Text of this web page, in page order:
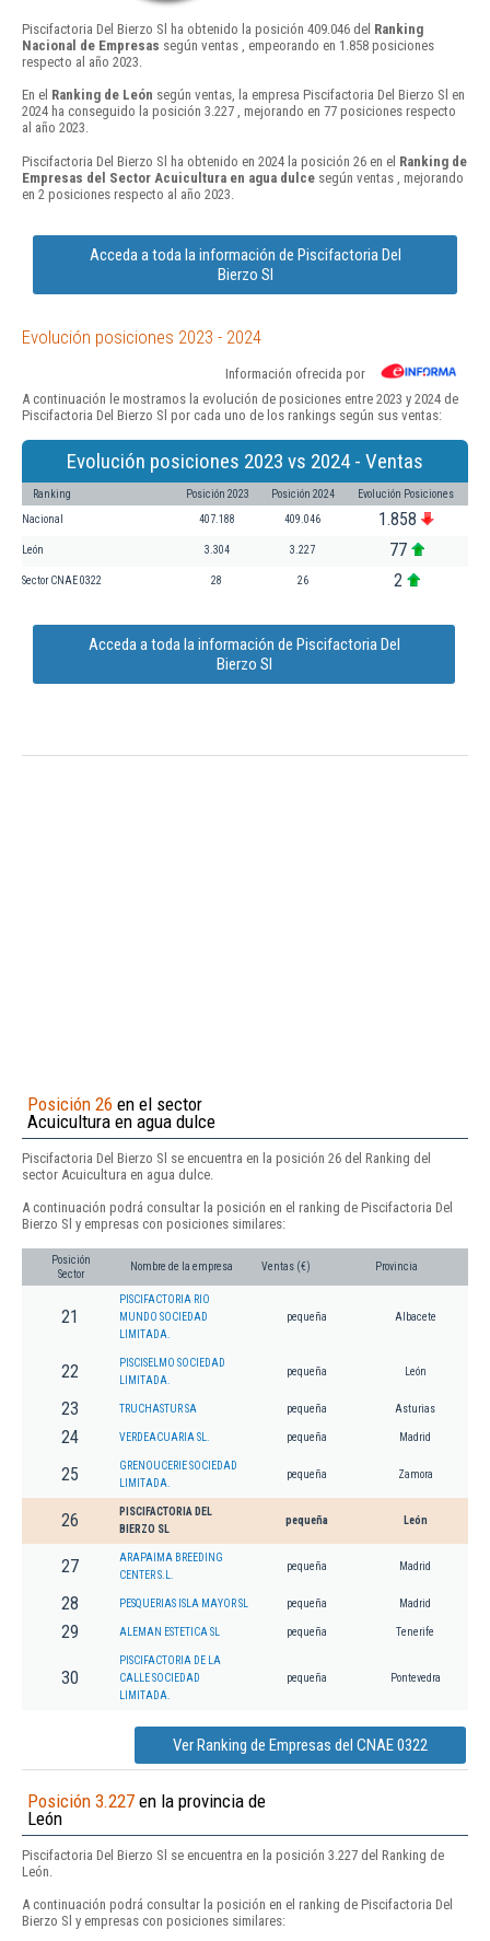
Piscifactoria Del Bierzo Sl ha obtenido la posición 409.046 del Ranking
Nacional de Empresas según ventas , empeorando en 1.858 posiciones
respecto al año 2023.
En el Ranking de León según ventas, la empresa Piscifactoria Del Bierzo Sl en
2024 ha conseguido la posición 3.227 , mejorando en 77 posiciones respecto
al año 2023.
Piscifactoria Del Bierzo Sl ha obtenido en 2024 la posición 26 en el Ranking de
Empresas del Sector Acuicultura en agua dulce según ventas , mejorando
en 2 posiciones respecto al año 2023.
Acceda a toda la información de Piscifactoria Del
Bierzo Sl
Evolución posiciones 2023 - 2024
Información ofrecida por
A continuación le mostramos la evolución de posiciones entre 2023 y 2024 de
Piscifactoria Del Bierzo Sl por cada uno de los rankings según sus ventas:
Evolución posiciones 2023 vs 2024 - Ventas
Ranking Posición 2023 Posición 2024 Evolución Posiciones
Nacional 407.188 409.046 1.858
León 3.304 3.227 77
Sector CNAE 0322 28 26 2
Acceda a toda la información de Piscifactoria Del
Bierzo Sl
Posición 26 en el sector
Acuicultura en agua dulce
Piscifactoria Del Bierzo Sl se encuentra en la posición 26 del Ranking del
sector Acuicultura en agua dulce.
A continuación podrá consultar la posición en el ranking de Piscifactoria Del
Bierzo Sl y empresas con posiciones similares:
Posición
Sector
Nombre de la empresa Ventas (€) Provincia
21
PISCIFACTORIA RIO
MUNDO SOCIEDAD
LIMITADA.
pequeña Albacete
22
PISCISELMO SOCIEDAD
LIMITADA.
pequeña León
23 TRUCHASTUR SA pequeña Asturias
24 VERDEACUARIA SL. pequeña Madrid
25
GRENOUCERIE SOCIEDAD
LIMITADA.
pequeña Zamora
26
PISCIFACTORIA DEL
BIERZO SL
pequeña León
27
ARAPAIMA BREEDING
CENTER S.L.
pequeña Madrid
28 PESQUERIAS ISLA MAYOR SL pequeña Madrid
29 ALEMAN ESTETICA SL pequeña Tenerife
30
PISCIFACTORIA DE LA
CALLE SOCIEDAD
LIMITADA.
pequeña Pontevedra
Ver Ranking de Empresas del CNAE 0322
Posición 3.227 en la provincia de
León
Piscifactoria Del Bierzo Sl se encuentra en la posición 3.227 del Ranking de
León.
A continuación podrá consultar la posición en el ranking de Piscifactoria Del
Bierzo Sl y empresas con posiciones similares: